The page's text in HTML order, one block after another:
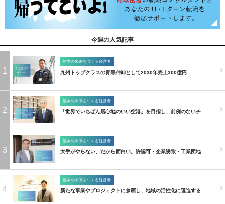
今週の人気記事
1
熊本の未来をつくる経営者
九州トップクラスの青果仲卸として2030年売上300億円…
2
熊本の未来をつくる経営者
「世界でいちばん居心地のいい空港」を目指し、前例のないチ…
3
熊本の未来をつくる経営者
大手がやらない、だから面白い。許認可・企業誘致・工業団地…
4
熊本の未来をつくる経営者
新たな事業やプロジェクトに参画し、地域の活性化に邁進する…